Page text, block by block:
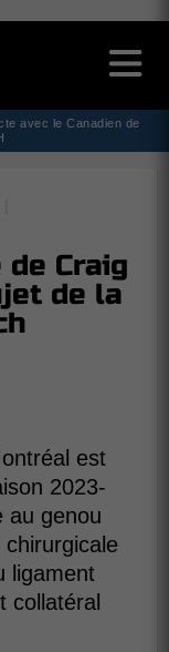
avec le Canadien de
Craig
de la
est
2023-
au genou
ligament
collatéral